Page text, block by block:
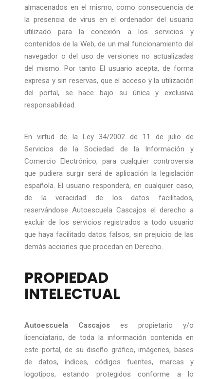
almacenados en el mismo, como consecuencia de
la presencia de virus en el ordenador del usuario
utilizado para la conexión a los servicios y
contenidos de la Web, de un mal funcionamiento del
navegador o del uso de versiones no actualizadas
del mismo. Por tanto El usuario acepta, de forma
expresa y sin reservas, que el acceso y la utilización
del portal, se hace bajo su única y exclusiva
responsabilidad.
En virtud de la Ley 34/2002 de 11 de julio de
Servicios de la Sociedad de la Información y
Comercio Electrónico, para cualquier controversia
que pudiera surgir será de aplicación la legislación
española. El usuario responderá, en cualquier caso,
de la veracidad de los datos facilitados,
reservándose Autoescuela Cascajos el derecho a
excluir de los servicios registrados a todo usuario
que haya facilitado datos falsos, sin prejuicio de las
demás acciones que procedan en Derecho.
PROPIEDAD
INTELECTUAL
Autoescuela Cascajos es propietario y/o
licenciatario, de toda la información contenida en
este portal, de su diseño gráfico, imágenes, bases
de datos, índices, códigos fuentes, marcas y
logotipos, estando protegidos conforme a lo